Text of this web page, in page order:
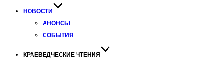
НОВОСТИ
АНОНСЫ
СОБЫТИЯ
КРАЕВЕДЧЕСКИЕ ЧТЕНИЯ